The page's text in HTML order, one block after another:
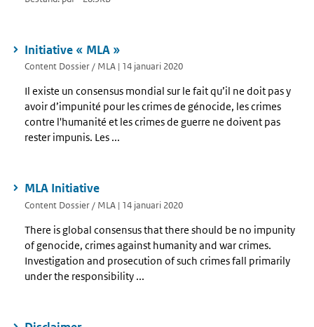
Initiative « MLA »
Content Dossier / MLA | 14 januari 2020
Il existe un consensus mondial sur le fait qu’il ne doit pas y
avoir d’impunité pour les crimes de génocide, les crimes
contre l'humanité et les crimes de guerre ne doivent pas
rester impunis. Les ...
MLA Initiative
Content Dossier / MLA | 14 januari 2020
There is global consensus that there should be no impunity
of genocide, crimes against humanity and war crimes.
Investigation and prosecution of such crimes fall primarily
under the responsibility ...